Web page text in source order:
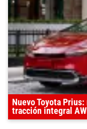
Nuevo Toyota
tracción integral